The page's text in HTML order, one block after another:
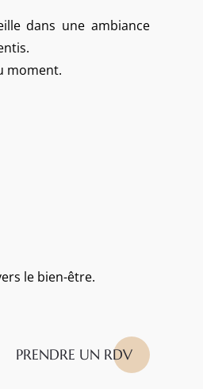
dans une ambiance
moment.
le bien-être.
PRENDRE UN RDV